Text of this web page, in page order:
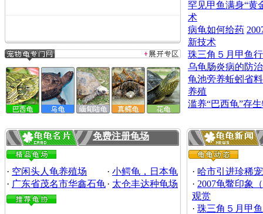
罕见甲鱼满身“黄
术
病龟如何给药
新技术
珠三角５月甲鱼
乌龟肠炎病的防治
龟池旁养蚯蚓省
养殖
滥养“巴西龟”存
免费注册龟场
· 空闲头人龟养殖场 · 小鳄龟，日本龟
· 广东省茂名市华鑫石龟· 太仓丰达种龟场
· 哈市引进珍稀
· 2007龟鳖印象
观赏
· 珠三角５月甲